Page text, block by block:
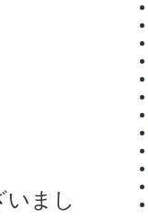
まし